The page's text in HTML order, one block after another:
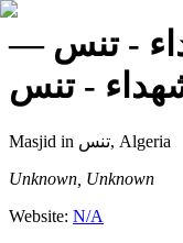
- تنس —
- تنس
Masjid
in تنس, Algeria
Unknown, Unknown
Website: N/A